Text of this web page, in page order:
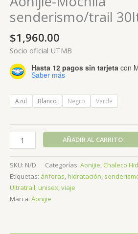
senderismo/trail
$1,960.00
Socio oficial UTMB
Hasta 12 pagos sin tarjeta con
Saber más
Azul Blanco Negro Verde
Aonijie-
Mochila
senderismo/trail
30lts
FH2530
cantidad
AÑADIR AL CARRITO
SKU: N/D Categorías: Aonijie, Chaleco
Etiquetas: ánforas,hidratación,
Ultratrail,unisex,viaje
Marca: Aonijie